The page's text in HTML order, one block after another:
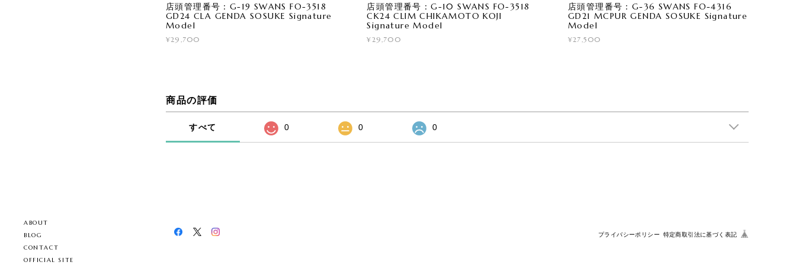
ABOUT
BLOG
CONTACT
OFFICIAL SITE
店頭管理番号：G-19 SWANS FO-3518
GD24 CLA GENDA SOSUKE Signature
Model
¥29,700
店頭管理番号：G-10 SWANS FO-3518
CK24 CLIM CHIKAMOTO KOJI
Signature Model
¥29,700
店頭管理番号：G-36 SWANS FO-4316
GD21 MCPUR GENDA SOSUKE Signature
Model
¥27,500
商品の評価
すべて 0 0 0
プライバシーポリシー 特定商取引法に基づく表記